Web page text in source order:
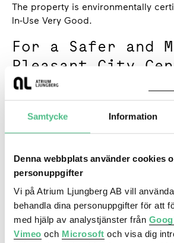
Samtycke Information
Denna webbplats använder cookies
personuppgifter
Vi på Atrium Ljungberg AB vill
behandla dina personuppgifter för att
med hjälp av analystjänster från
Vimeo och Microsoft och visa dig
The property is environmentally
In-Use Very Good.
For a Safer and
Pleasant City
We actively participate in the
Samverkan, whose purpose is to
safe, and secure city center.